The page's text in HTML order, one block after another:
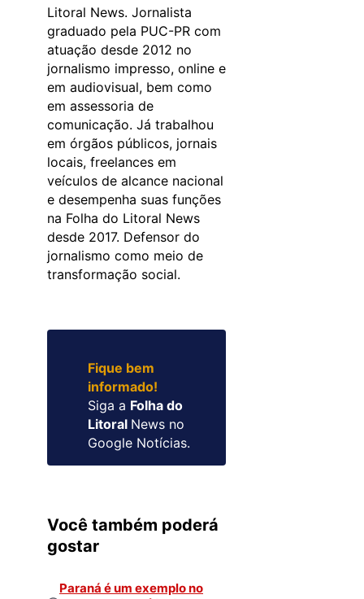
Litoral News. Jornalista
graduado pela PUC-PR com
atuação desde 2012 no
jornalismo impresso, online e
em audiovisual, bem como
em assessoria de
comunicação. Já trabalhou
em órgãos públicos, jornais
locais, freelances em
veículos de alcance nacional
e desempenha suas funções
na Folha do Litoral News
desde 2017. Defensor do
jornalismo como meio de
transformação social.
Fique bem
informado!
Siga a Folha do
Litoral News no
Google Notícias.
Você também poderá
gostar
Paraná é um exemplo no